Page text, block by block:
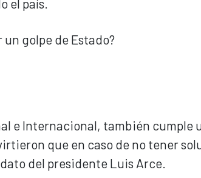
el país.
e Internacional, también cumple
que en caso de no tener
del presidente Luis Arce.